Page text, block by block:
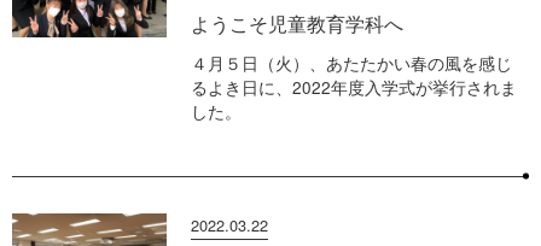
ようこそ児童教育学科へ
４月５日（火）、あたたかい春の風を感じ
るよき日に、2022年度入学式が挙行されま
した。
2022.03.22